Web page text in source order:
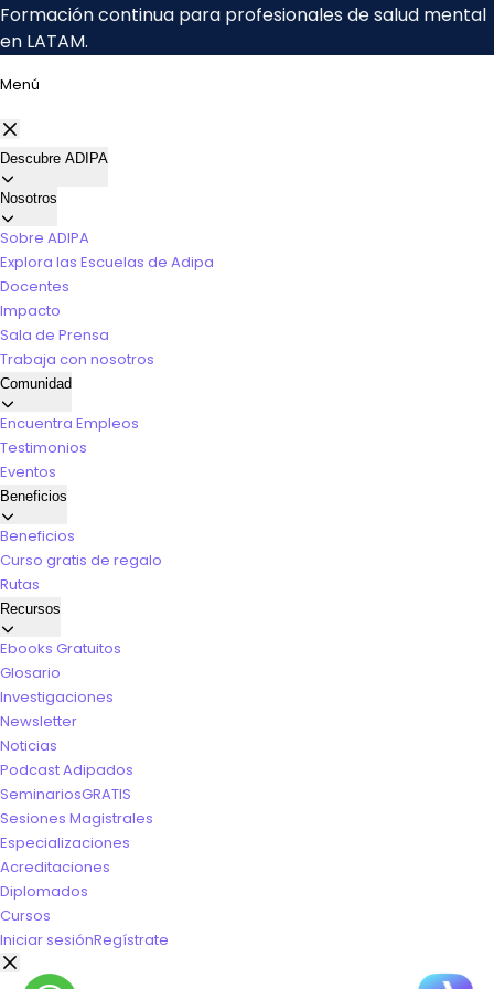
Menú
Descubre ADIPA
Nosotros
Sobre ADIPA
Explora las Escuelas de Adipa
Docentes
Impacto
Sala de Prensa
Trabaja con nosotros
Comunidad
Encuentra Empleos
Testimonios
Eventos
Beneficios
Beneficios
Curso gratis de regalo
Rutas
Recursos
Ebooks Gratuitos
Glosario
Investigaciones
Newsletter
Noticias
Podcast Adipados
SeminariosGRATIS
Sesiones Magistrales
Especializaciones
Acreditaciones
Diplomados
Cursos
Iniciar sesiónRegístrate